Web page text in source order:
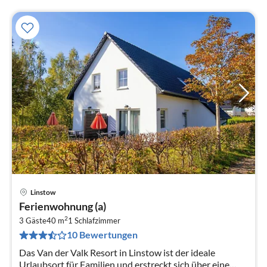
Linstow
Ferienwohnung (a)
3 Gäste40 m21 Schlafzimmer
10 Bewertungen
Das Van der Valk Resort in Linstow ist der ideale
Urlaubsort für Familien und erstreckt sich über eine